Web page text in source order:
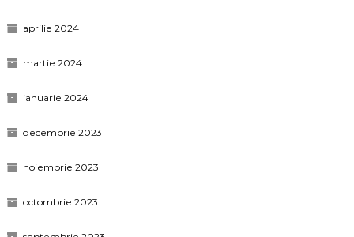
aprilie 2024
martie 2024
ianuarie 2024
decembrie 2023
noiembrie 2023
octombrie 2023